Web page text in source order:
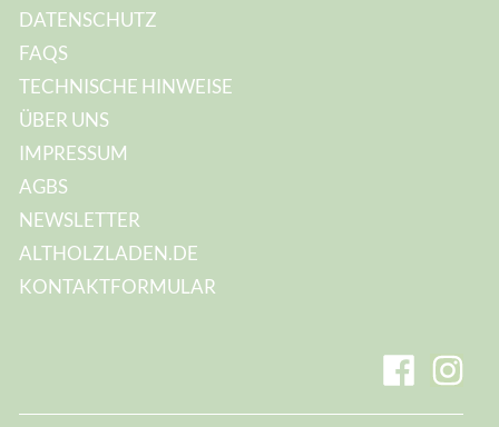
DATENSCHUTZ
FAQS
TECHNISCHE HINWEISE
ÜBER UNS
IMPRESSUM
AGBS
NEWSLETTER
ALTHOLZLADEN.DE
KONTAKTFORMULAR